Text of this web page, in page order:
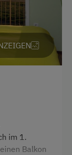
im 1.
Balkon